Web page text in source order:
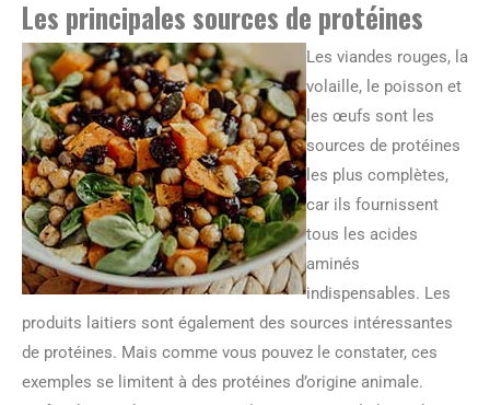
Les principales sources de protéines
Les viandes rouges, la
volaille, le poisson et
les œufs sont les
sources de protéines
les plus complètes,
car ils fournissent
tous les acides
aminés
indispensables. Les
produits laitiers sont également des sources intéressantes
de protéines. Mais comme vous pouvez le constater, ces
exemples se limitent à des protéines d’origine animale.